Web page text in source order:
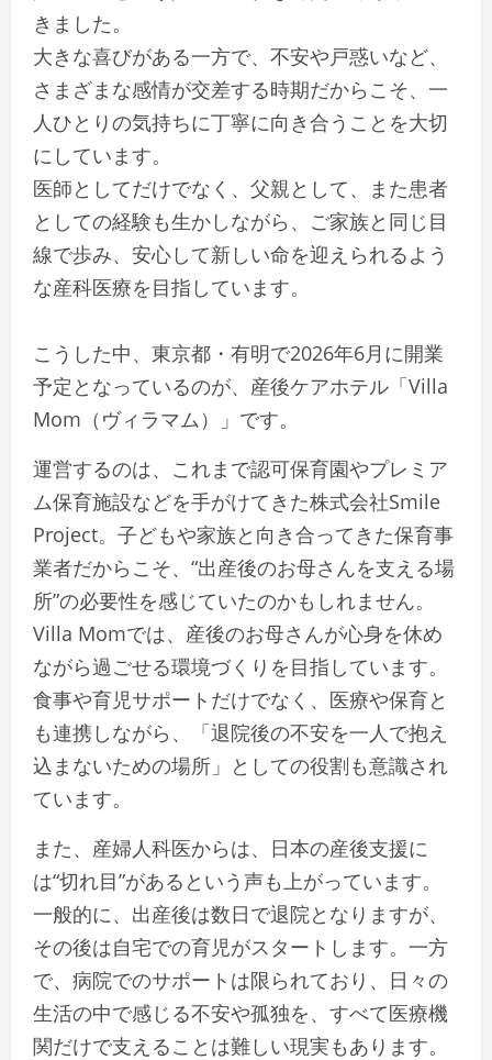
きました。
大きな喜びがある一方で、不安や戸惑いなど、
さまざまな感情が交差する時期だからこそ、一
人ひとりの気持ちに丁寧に向き合うことを大切
にしています。
医師としてだけでなく、父親として、また患者
としての経験も生かしながら、ご家族と同じ目
線で歩み、安心して新しい命を迎えられるよう
な産科医療を目指しています。
こうした中、東京都・有明で2026年6月に開業
予定となっているのが、産後ケアホテル「Villa
Mom（ヴィラマム）」です。
運営するのは、これまで認可保育園やプレミア
ム保育施設などを手がけてきた株式会社Smile
Project。子どもや家族と向き合ってきた保育事
業者だからこそ、“出産後のお母さんを支える場
所”の必要性を感じていたのかもしれません。
Villa Momでは、産後のお母さんが心身を休め
ながら過ごせる環境づくりを目指しています。
食事や育児サポートだけでなく、医療や保育と
も連携しながら、「退院後の不安を一人で抱え
込まないための場所」としての役割も意識され
ています。
また、産婦人科医からは、日本の産後支援に
は“切れ目”があるという声も上がっています。
一般的に、出産後は数日で退院となりますが、
その後は自宅での育児がスタートします。一方
で、病院でのサポートは限られており、日々の
生活の中で感じる不安や孤独を、すべて医療機
関だけで支えることは難しい現実もあります。